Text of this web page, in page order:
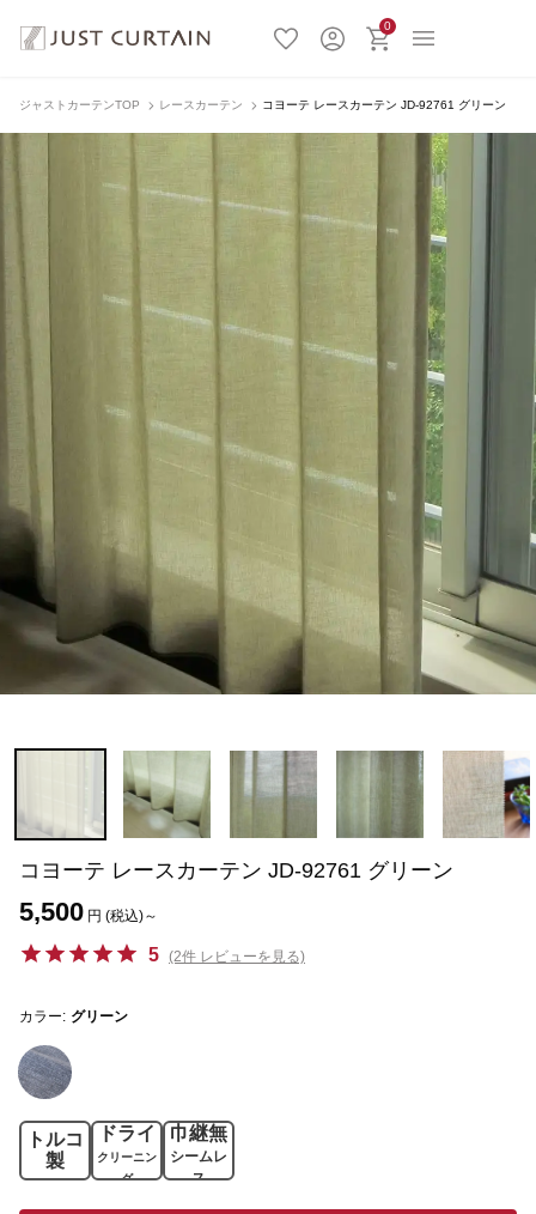
0
ジャストカーテンTOP レースカーテン コヨーテ レースカーテン JD-92761 グリーン
コヨーテ レースカーテン JD-92761 グリーン
5,500 円 (税込)～
5 (2件 レビューを見る)
カラー: グリーン
トルコ
製
ドライ
クリーニン
グ
巾継無
シームレ
ス